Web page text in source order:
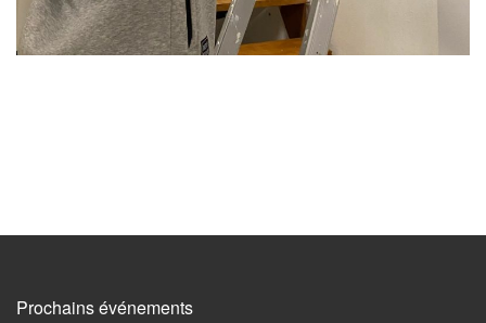
Prochains événements